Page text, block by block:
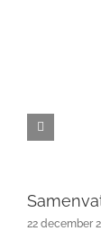
22 december